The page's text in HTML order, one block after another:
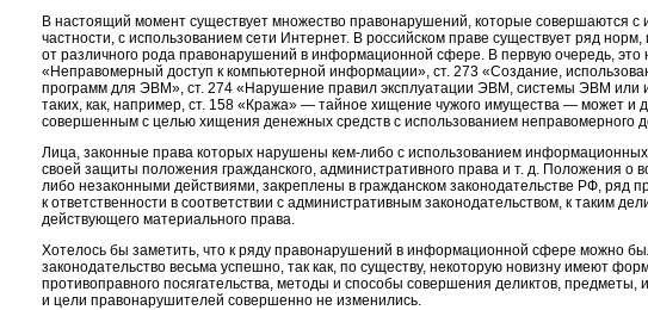
В настоящий момент существует множество правонарушений, которые совершаются с
частности, с использованием сети Интернет. В российском праве существует ряд
от различного рода правонарушений в информационной сфере. В первую очередь, это
«Неправомерный доступ к компьютерной информации», ст. 273 «Создание,
программ для ЭВМ», ст. 274 «Нарушение правил эксплуатации ЭВМ, системы ЭВМ или
таких, как, например, ст. 158 «Кража» — тайное хищение чужого имущества — может и
совершенным с целью хищения денежных средств с использованием неправомерного
Лица, законные права которых нарушены кем-либо с использованием информационных
своей защиты положения гражданского, административного права и т. д. Положения о
либо незаконными действиями, закреплены в гражданском законодательстве РФ, ряд
к ответственности в соответствии с административным законодательством, к таким
действующего материального права.
Хотелось бы заметить, что к ряду правонарушений в информационной сфере можно
законодательство весьма успешно, так как, по существу, некоторую новизну имеют
противоправного посягательства, методы и способы совершения деликтов,
и цели правонарушителей совершенно не изменились.